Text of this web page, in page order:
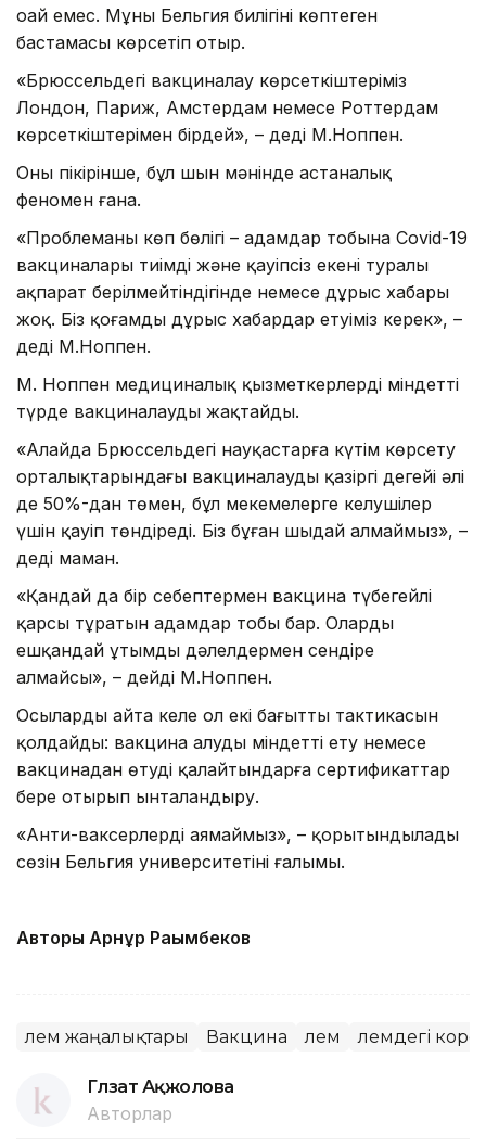
оңай емес. Мұны Бельгия билігінің көптеген
бастамасы көрсетіп отыр.
«Брюссельдегі вакциналау көрсеткіштеріміз
Лондон, Париж, Амстердам немесе Роттердам
көрсеткіштерімен бірдей», – деді М.Ноппен.
Оның пікірінше, бұл шын мәнінде астаналық
феномен ғана.
«Проблеманың көп бөлігі – адамдар тобына Covid-19
вакциналары тиімді және қауіпсіз екені туралы
ақпарат берілмейтіндігінде немесе дұрыс хабары
жоқ. Біз қоғамды дұрыс хабардар етуіміз керек», –
деді М.Ноппен.
М. Ноппен медициналық қызметкерлерді міндетті
түрде вакциналауды жақтайды.
«Алайда Брюссельдегі науқастарға күтім көрсету
орталықтарындағы вакциналаудың қазіргі деңгейі әлі
де 50%-дан төмен, бұл мекемелерге келушілер
үшін қауіп төндіреді. Біз бұған шыдай алмаймыз», –
деді маман.
«Қандай да бір себептермен вакцина түбегейлі
қарсы тұратын адамдар тобы бар. Оларды
ешқандай ұтымды дәлелдермен сендіре
алмайсың», – дейді М.Ноппен.
Осыларды айта келе ол екі бағыттың тактикасын
қолдайды: вакцина алуды міндетті ету немесе
вакцинадан өтуді қалайтындарға сертификаттар
бере отырып ынталандыру.
«Анти-ваксерлерді аямаймыз», – қорытындылады
сөзін Бельгия университетінің ғалымы.
Авторы Арнұр Рақымбеков
Әлем жаңалықтары Вакцина Әлем Әлемдегі
Гүлзат Ақжолова
Авторлар